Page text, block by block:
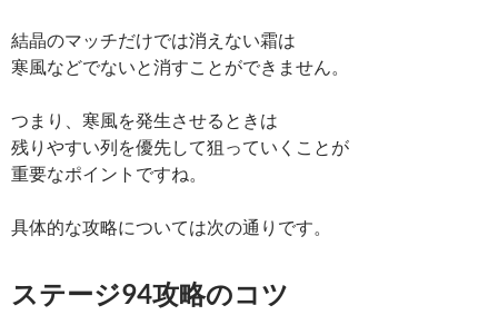
結晶のマッチだけでは消えない霜は
寒風などでないと消すことができません。
つまり、寒風を発生させるときは
残りやすい列を優先して狙っていくことが
重要なポイントですね。
具体的な攻略については次の通りです。
ステージ94攻略のコツ